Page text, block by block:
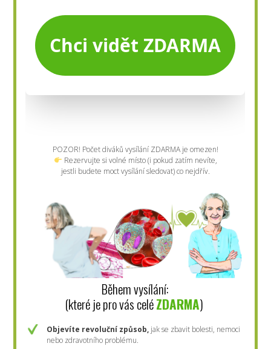
POZOR! Počet diváků vysílání ZDARMA je omezen!
Rezervujte si volné místo (i pokud zatím nevíte,
jestli budete moct vysílání sledovat) co nejdřív.
Během vysílání:
(které je pro vás celéZDARMA)
Objevíte revoluční způsob, jak se zbavit bolesti, nemoci
nebo zdravotního problému.